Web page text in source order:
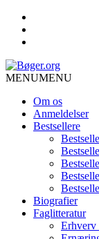
MENUMENU
Om os
Anmeldelser
Bestsellere
Biografier
Faglitteratur
Erhverv